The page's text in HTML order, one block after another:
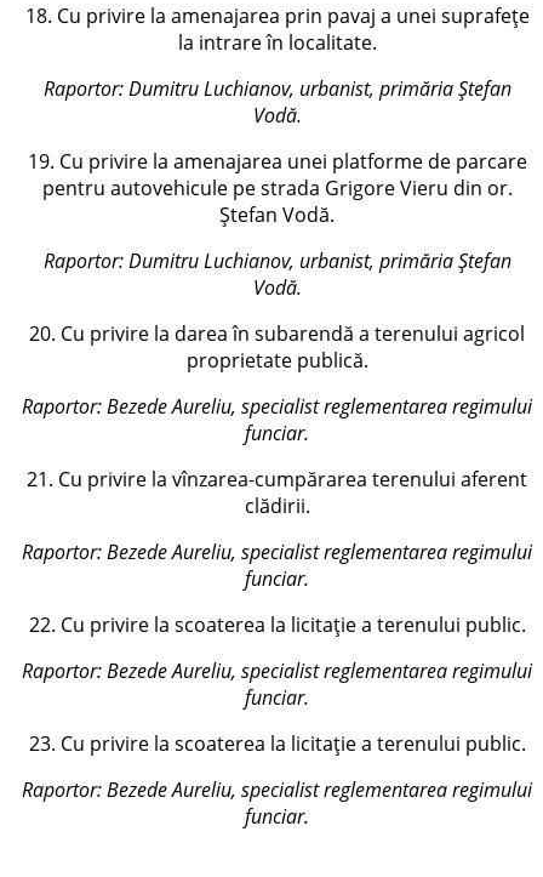
18. Cu privire la amenajarea prin pavaj a unei suprafețe
la intrare în localitate.
Raportor:Dumitru Luchianov, urbanist, primăria Ștefan
Vodă.
19. Cu privire la amenajarea unei platforme de parcare
pentru autovehicule pe strada Grigore Vieru din or.
Ștefan Vodă.
Raportor:Dumitru Luchianov, urbanist, primăria Ștefan
Vodă.
20. Cu privire la darea în subarendă a terenului agricol
proprietate publică.
Raportor:Bezede Aureliu, specialist reglementarea regimului
funciar.
21. Cu privire la vînzarea-cumpărarea terenului aferent
clădirii.
Raportor:Bezede Aureliu, specialist reglementarea regimului
funciar.
22. Cu privire la scoaterea la licitație a terenului public.
Raportor:Bezede Aureliu, specialist reglementarea regimului
funciar.
23. Cu privire la scoaterea la licitație a terenului public.
Raportor:Bezede Aureliu, specialist reglementarea regimului
funciar.